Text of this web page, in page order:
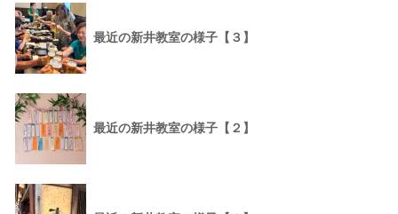
最近の新井教室の様子【３】
最近の新井教室の様子【２】